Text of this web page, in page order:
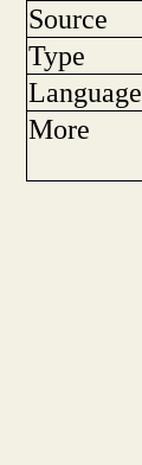
Source
Type
Language
More